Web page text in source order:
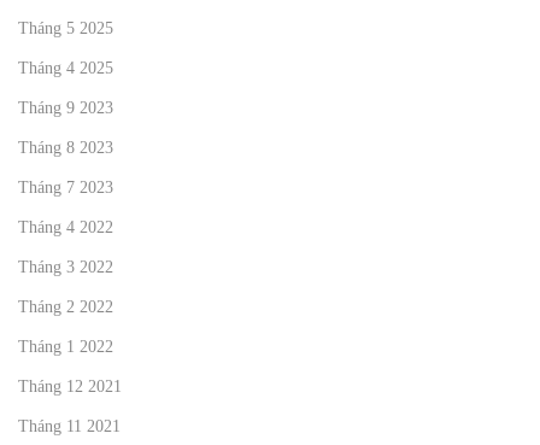
Tháng 5 2025
Tháng 4 2025
Tháng 9 2023
Tháng 8 2023
Tháng 7 2023
Tháng 4 2022
Tháng 3 2022
Tháng 2 2022
Tháng 1 2022
Tháng 12 2021
Tháng 11 2021